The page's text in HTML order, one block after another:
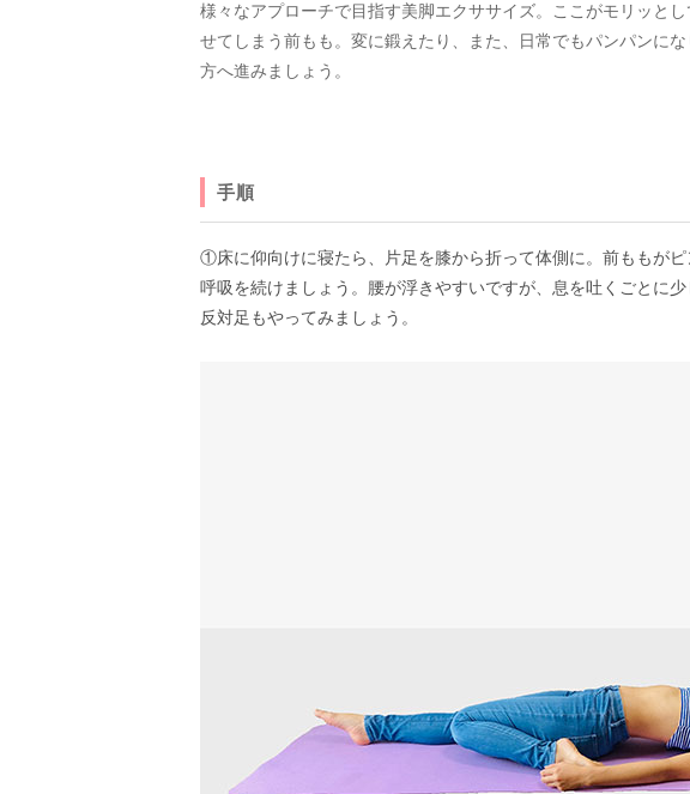
様々なアプローチで目指す美脚エクササイズ。ここがモリッと
せてしまう前もも。変に鍛えたり、また、日常でもパンパンに
方へ進みましょう。
手順
①床に仰向けに寝たら、片足を膝から折って体側に。前ももが
呼吸を続けましょう。腰が浮きやすいですが、息を吐くごとに
反対足もやってみましょう。